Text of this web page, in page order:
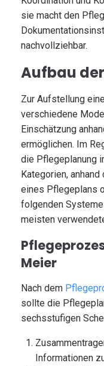
sie macht den
nachvollziehbar.
Aufbau
Zur Aufstellung
verschiedene
Einschätzung
ermöglichen. Im
die Pflegeplanung
Kategorien,
eines Pflegeplans
folgenden
meisten
Meier
Nach dem
sollte die
sechsstufigen
Informationen